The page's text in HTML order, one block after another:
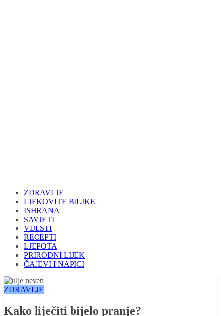
ZDRAVLJE
LJEKOVITE BILJKE
ISHRANA
SAVJETI
VIJESTI
RECEPTI
LJEPOTA
PRIRODNI LIJEK
ČAJEVI I NAPICI
ZDRAVLJE
Kako liječiti bijelo pranje?